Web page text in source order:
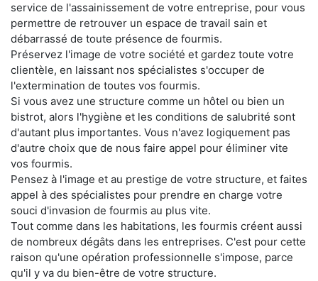
service de l'assainissement de votre entreprise, pour vous
permettre de retrouver un espace de travail sain et
débarrassé de toute présence de fourmis.
Préservez l'image de votre société et gardez toute votre
clientèle, en laissant nos spécialistes s'occuper de
l'extermination de toutes vos fourmis.
Si vous avez une structure comme un hôtel ou bien un
bistrot, alors l'hygiène et les conditions de salubrité sont
d'autant plus importantes. Vous n'avez logiquement pas
d'autre choix que de nous faire appel pour éliminer vite
vos fourmis.
Pensez à l'image et au prestige de votre structure, et faites
appel à des spécialistes pour prendre en charge votre
souci d'invasion de fourmis au plus vite.
Tout comme dans les habitations, les fourmis créent aussi
de nombreux dégâts dans les entreprises. C'est pour cette
raison qu'une opération professionnelle s'impose, parce
qu'il y va du bien-être de votre structure.